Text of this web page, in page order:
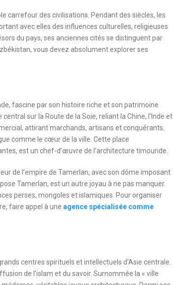
carrefour des civilisations. Pendant des siècles, les
avec elles des influences culturelles, religieuses
du pays, ses anciennes cités se distinguent par
vous devez absolument explorer ses
fascine par son histoire riche et son patrimoine
sur la Route de la Soie, reliant la Chine, l’Inde et
attirant marchands, artisans et conquérants.
comme le cœur de la ville. Cette place
est un chef-d’œuvre de l’architecture timouride.
de l’empire de Tamerlan, avec son dôme imposant
Tamerlan, est un autre joyau à ne pas manquer.
perses, mongoles et islamiques. Pour organiser
faire appel à une agence spécialisée comme
centres spirituels et intellectuels d’Asie centrale.
de l’islam et du savoir. Surnommée la « ville